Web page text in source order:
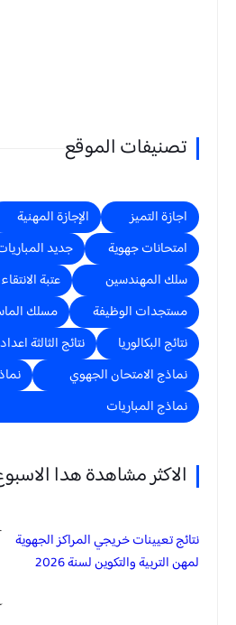
تصنيفات الموقع
اجازة التميز الإجازة المهنية
امتحانات جهوية
جديد
سلك المهندسين
عتبة الانتقاء
مستجدات الوظيفة
مسلك
نتائج البكالوريا
نتائج الثالثة
نماذج الامتحان الجهوي
نماذج المباريات
الاكثر مشاهدة هدا
نتائج تعيينات خريجي المراكز الجهوية
لمهن التربية والتكوين لسنة 2026